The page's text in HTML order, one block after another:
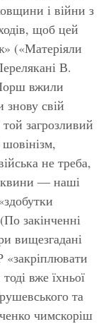
і війни з
щоб цей
(«Матеріяли
В.
вжили
знову свій
загрозливий
не треба,
— наші
закінченні
вищезгадані
вже їхньої
та
чимскоріш